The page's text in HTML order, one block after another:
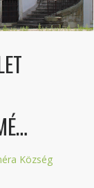
Község